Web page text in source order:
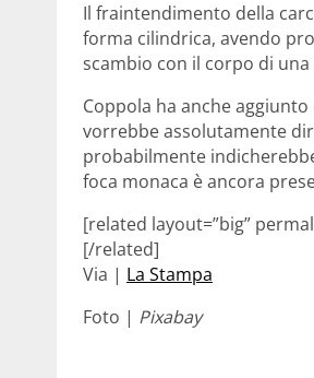
Il fraintendimento della
forma cilindrica, avendo
scambio con il corpo di una
Coppola ha anche
vorrebbe assolutamente
probabilmente
foca monaca è ancora
[related layout=”big”
[/related]
Via | La Stampa
Foto | Pixabay